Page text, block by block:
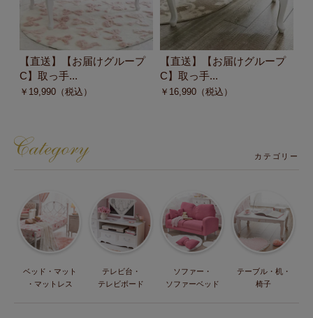
【直送】【お届けグループ
C】取っ手...
￥ 19,990 （税込）
【直送】【お届けグループ
C】取っ手...
￥ 16,990 （税込）
カテゴリー
ベッド・マット
・マットレス
テレビ台・
テレビボード
ソファー・
ソファーベッド
テーブル・机・
椅子